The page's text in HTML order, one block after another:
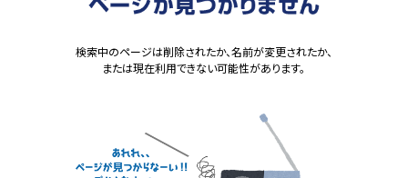
検索中のページは削除されたか、名前が変更されたか、
または現在利用できない可能性があります。